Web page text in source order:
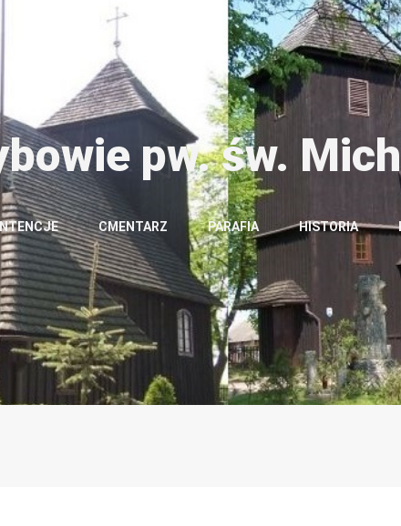
pw. św.
CMENTARZ PARAFIA HISTORIA